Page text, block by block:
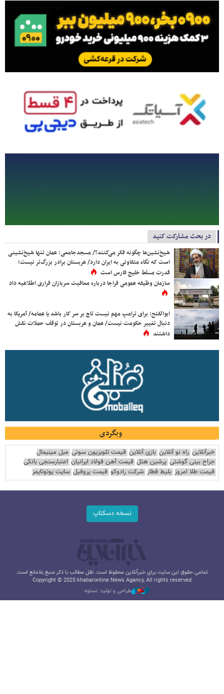
در بحث مشارکت کنید
شیخ‌نشین‌ها چگونه فکر می‌کنند؟/ مسجدجامعی: عمان تنها شیخ‌نشینی
است که نگاه متفاوتی به ایران دارد/ عربستان برادر بزرگ‌تر نیست؛
قدرت مسلط خلیج فارس است
سازمان وظیفه عمومی فراجا درباره معافیت سربازان فراری اطلاعیه داد
ابوالفتح: برای ترامپ مهم نیست تاج بر سر کار باشد یا عمامه/ آمریکا به
دنبال تغییر حکومت نیست/ عمان و عربستان در توقف حملات نقش
داشتند
وبگردی
خبرآنلاین راه نو آنلاین بازی آنلاین قیمت تلویزیون سونی مبل مینیمال
جراح بینی گوشتی پرشین هتل قیمت آهن فولاد ایرانیان اعتبارسنجی بانکی
قیمت طلا امروز بلیط قطار شرکت رادوکو قیمت پروفیل سایت یوتوتایمز
نسخه دسکتاپ
تمامی حقوق این سایت برای خبرآنلاین محفوظ است. نقل مطالب با ذکر منبع بلامانع است.
Copyright © 2025 khabaronline News Agancy, All rights reserved
طراحی و تولید: نستوه